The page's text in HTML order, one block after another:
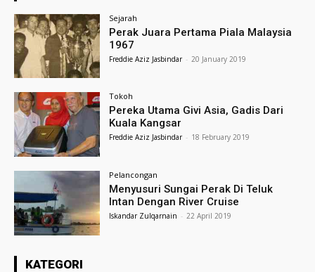
Sejarah
Perak Juara Pertama Piala Malaysia
1967
Freddie Aziz Jasbindar - 20 January 2019
Tokoh
Pereka Utama Givi Asia, Gadis Dari
Kuala Kangsar
Freddie Aziz Jasbindar - 18 February 2019
Pelancongan
Menyusuri Sungai Perak Di Teluk
Intan Dengan River Cruise
Iskandar Zulqarnain - 22 April 2019
KATEGORI